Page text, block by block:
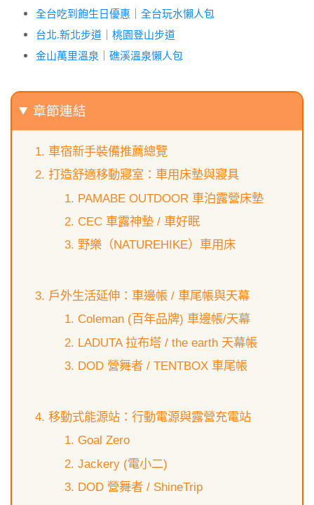
全台吃到飽生日優惠
全台玩水懶人包
台北.新北步道
桃園登山步道
金山萬里溫泉
礁溪溫泉懶人包
章節連結
車宿新手裝備推薦總覽
打造舒適移動寢室：車用床墊與寢具
PAMABE OUTDOOR 車泊露營床墊
CEC 車露神墊 / 車好眠
野樂（NATUREHIKE）車用床
戶外生活延伸：車邊帳 / 車尾帳與天幕
Coleman (百年品牌) 車邊帳/天幕
LADUTA 拉布塔 / the earth 天幕帳
DOD 營舞者 / TENTBOX 車尾帳
移動式能源站：行動電源與露營充電站
Goal Zero
Jackery (電小二)
DOD 營舞者 / ShineTrip